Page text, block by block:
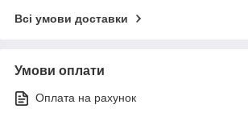
Всі умови доставки
Умови оплати
Оплата на рахунок